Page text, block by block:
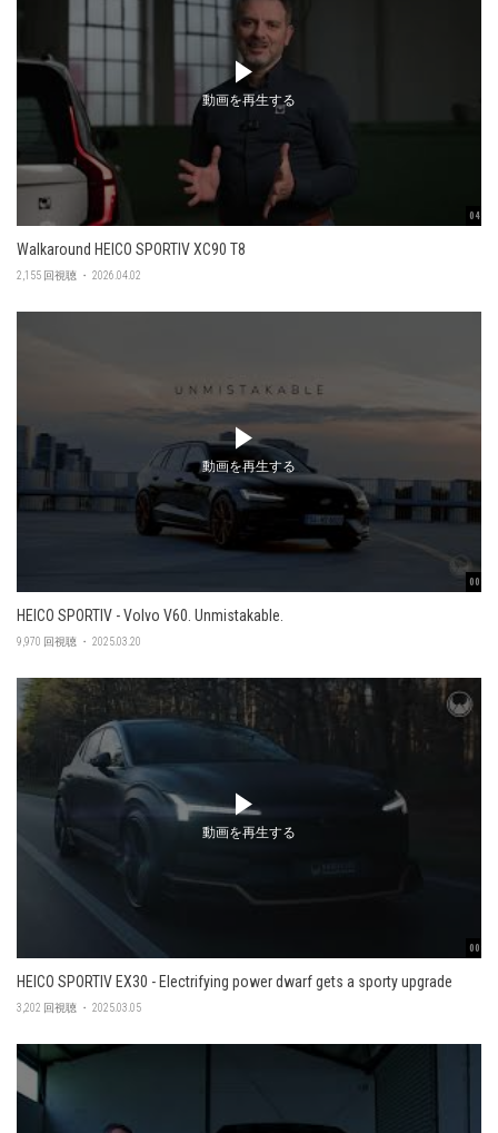
04:56
動画を再生する
Walkaround HEICO SPORTIV XC90 T8
2,155 回視聴 ・ 2026.04.02
00:47
動画を再生する
HEICO SPORTIV - Volvo V60. Unmistakable.
9,970 回視聴 ・ 2025.03.20
00:48
動画を再生する
HEICO SPORTIV EX30 - Electrifying power dwarf gets a sporty upgrade
3,202 回視聴 ・ 2025.03.05